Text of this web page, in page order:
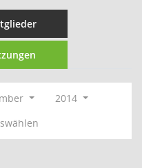
2014